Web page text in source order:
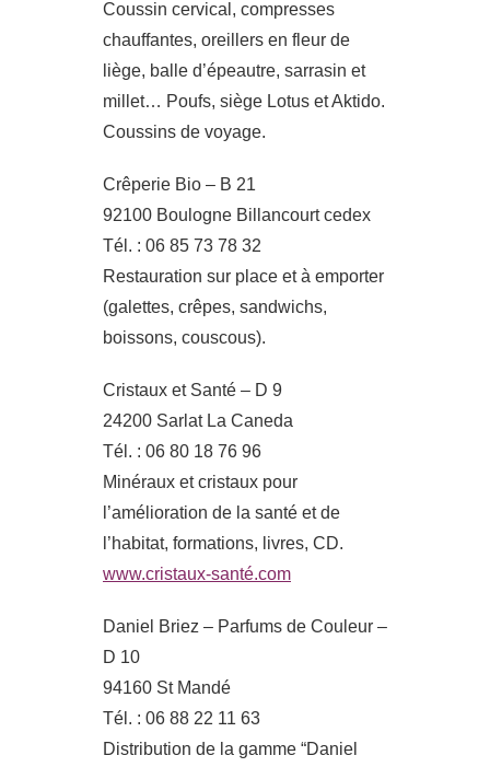
Coussin cervical, compresses
chauffantes, oreillers en fleur de
liège, balle d’épeautre, sarrasin et
millet… Poufs, siège Lotus et Aktido.
Coussins de voyage.
Crêperie Bio – B 21
92100 Boulogne Billancourt cedex
Tél. : 06 85 73 78 32
Restauration sur place et à emporter
(galettes, crêpes, sandwichs,
boissons, couscous).
Cristaux et Santé – D 9
24200 Sarlat La Caneda
Tél. : 06 80 18 76 96
Minéraux et cristaux pour
l’amélioration de la santé et de
l’habitat, formations, livres, CD.
www.cristaux-santé.com
Daniel Briez – Parfums de Couleur –
D 10
94160 St Mandé
Tél. : 06 88 22 11 63
Distribution de la gamme “Daniel